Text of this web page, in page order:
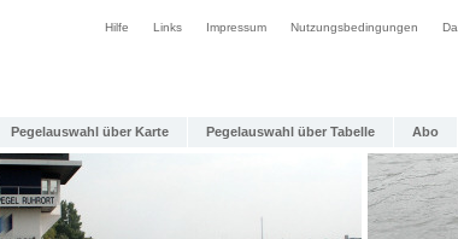
Hilfe Links Impressum Nutzungsbedingungen
Pegelauswahl über Karte Pegelauswahl über Tabelle Abo